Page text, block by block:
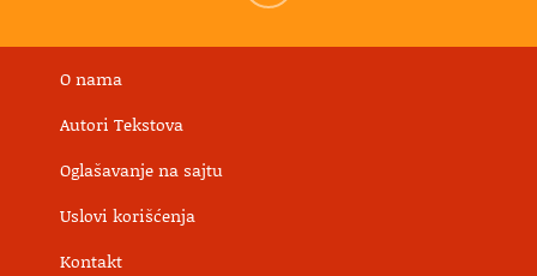
O nama
Autori Tekstova
Oglašavanje na sajtu
Uslovi korišćenja
Kontakt